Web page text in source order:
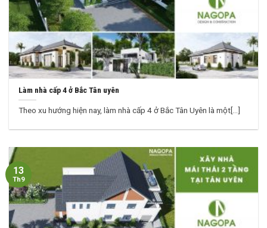
Làm nhà cấp 4 ở Bắc Tân uyên
Theo xu hướng hiện nay, làm nhà cấp 4 ở Bắc Tân Uyên là một[...]
13
Th9